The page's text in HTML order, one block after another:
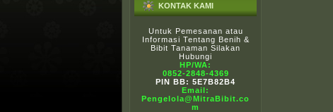
KONTAK KAMI
Untuk Pemesanan atau
Informasi Tentang Benih &
Bibit Tanaman Silakan
Hubungi
HP/WA:
0852-2848-4369
PIN BB: 5E7B82B4
Email:
Pengelola@MitraBibit.co
m